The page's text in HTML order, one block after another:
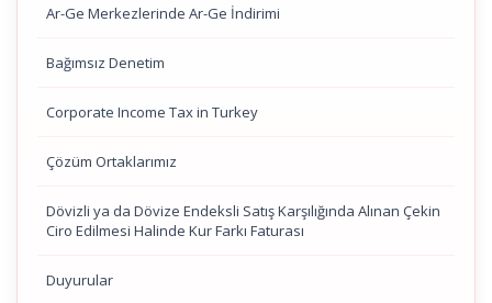
Ar-Ge Merkezlerinde Ar-Ge İndirimi
Bağımsız Denetim
Corporate Income Tax in Turkey
Çözüm Ortaklarımız
Dövizli ya da Dövize Endeksli Satış Karşılığında Alınan Çekin
Ciro Edilmesi Halinde Kur Farkı Faturası
Duyurular